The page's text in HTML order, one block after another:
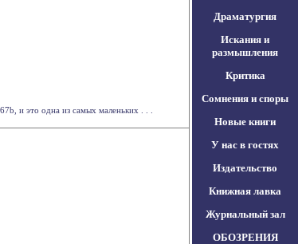
и это одна из самых маленьких . . .
Драматургия
Искания и
размышления
Критика
Сомнения и споры
Новые книги
У нас в гостях
Издательство
Книжная лавка
Журнальный зал
ОБОЗРЕНИЯ